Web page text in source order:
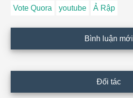
Vote Quora youtube Ả Rập
Bình luận mới
Đối tác